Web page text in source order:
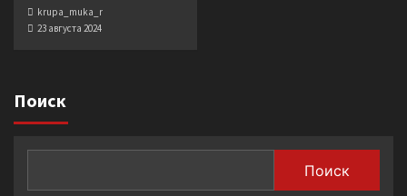
krupa_muka_r
23 августа 2024
Поиск
Поиск